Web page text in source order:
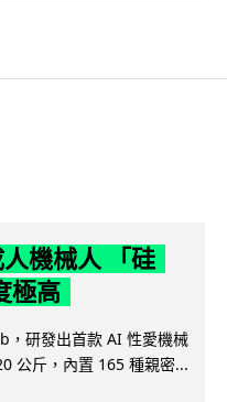
機械人 「硅
極高
，研發出首款 AI 性愛機械
公斤，內置 165 種親密...